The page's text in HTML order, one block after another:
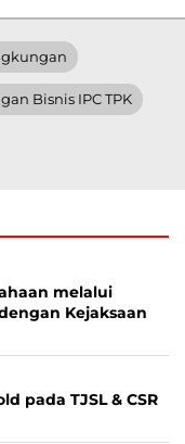
Bisnis IPC TPK
melalui
Kejaksaan
pada TJSL & CSR